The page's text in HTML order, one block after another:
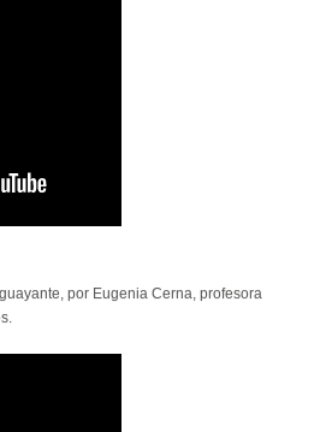
por Eugenia Cerna, profesora